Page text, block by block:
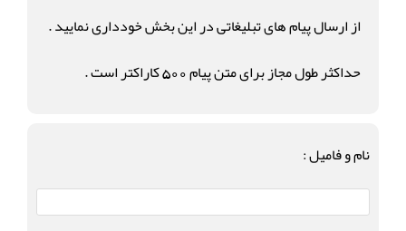
از ارسال پیام های تبلیغاتی در این بخش خودداری نمایید .
حداکثر طول مجاز برای متن پیام 500 کاراکتر است .
نام و فامیل :